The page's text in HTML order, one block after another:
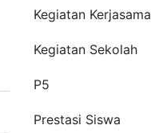
Kegiatan Kerjasama
Kegiatan Sekolah
P5
Prestasi Siswa